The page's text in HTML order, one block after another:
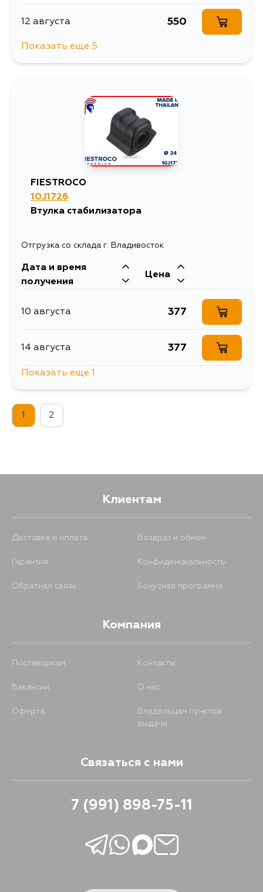
12 августа 550
550
5 сентября
Показать еще 5
FIESTROCO
10J1726
Втулка стабилизатора
Отгрузка со склада г. Владивосток
Дата и время
получения
Цена
10 августа 377
14 августа 377
Показать еще 1
1 2
Клиентам
Доставка и оплата Возврат и обмен
Гарантия Конфиденциальность
Обратная связь Бонусная программа
Компания
Поставщикам Контакты
Вакансии О нас
Оферта
Владельцам пунктов
выдачи
Связаться с нами
7 (991) 898-75-11